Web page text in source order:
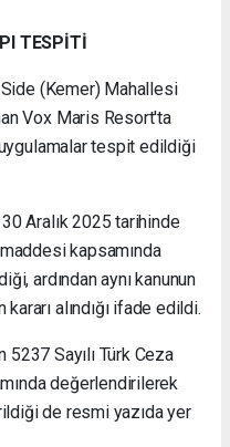
TESPİTİ
(Kemer) Mahallesi
Vox Maris Resort'ta
tespit edildiği
Aralık 2025 tarihinde
kapsamında
ardından aynı kanunun
alındığı ifade edildi.
5237 Sayılı Türk Ceza
değerlendirilerek
de resmi yazıda yer